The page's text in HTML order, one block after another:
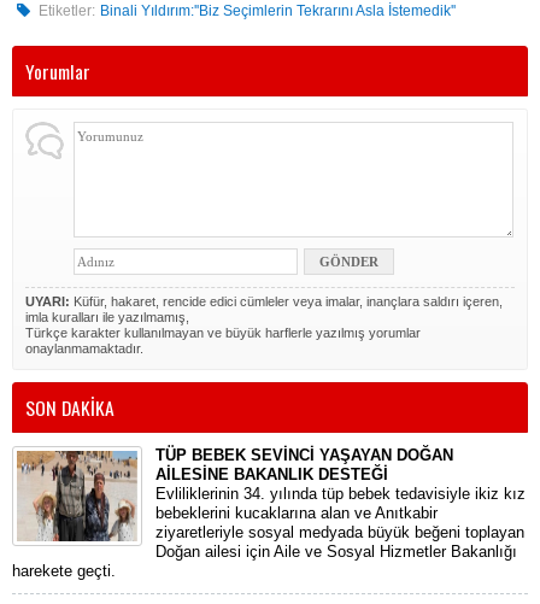
Etiketler: Binali Yıldırım:''Biz Seçimlerin Tekrarını Asla İstemedik''
Yorumlar
UYARI: Küfür, hakaret, rencide edici cümleler veya imalar, inançlara saldırı içeren,
imla kuralları ile yazılmamış,
Türkçe karakter kullanılmayan ve büyük harflerle yazılmış yorumlar
onaylanmamaktadır.
SON DAKİKA
TÜP BEBEK SEVİNCİ YAŞAYAN DOĞAN
AİLESİNE BAKANLIK DESTEĞİ
​Evliliklerinin 34. yılında tüp bebek tedavisiyle ikiz kız
bebeklerini kucaklarına alan ve Anıtkabir
ziyaretleriyle sosyal medyada büyük beğeni toplayan
Doğan ailesi için Aile ve Sosyal Hizmetler Bakanlığı
harekete geçti.